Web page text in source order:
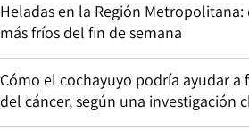
Heladas en la Región Metropolitana:
más fríos del fin de semana
Cómo el cochayuyo podría ayudar a
del cáncer, según una investigación